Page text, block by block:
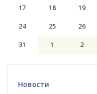
17 18 19
24 25 26
31 1 2
Новости